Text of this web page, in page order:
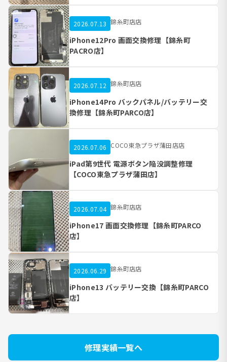
2026.07.13 錦糸町店店
iPhone12Pro 画面交換修理【錦糸町
PACRO店】
2026.07.12 錦糸町店店
iPhone14Pro バックパネル/バッテリー交
換修理【錦糸町PARCO店】
2026.07.06 COCO東急プラザ蒲田店店
iPad第9世代 電源ボタン陥没調整修理
【COCO東急プラザ蒲田店】
2026.07.04 錦糸町店店
iPhone17 画面交換修理【錦糸町PARCO
店】
2026.06.29 錦糸町店店
iPhone13 バッテリー交換【錦糸町PARCO
店】
修理実績一覧へ